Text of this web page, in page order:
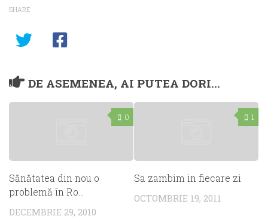
SHARE
DE ASEMENEA, AI PUTEA DORI...
0
Sănătatea din nou o
problemă în Ro…
DECEMBRIE 29, 2010
1
Sa zambim in fiecare zi
OCTOMBRIE 19, 2011